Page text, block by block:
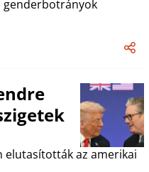
genderbotrányok
elutasították az amerikai